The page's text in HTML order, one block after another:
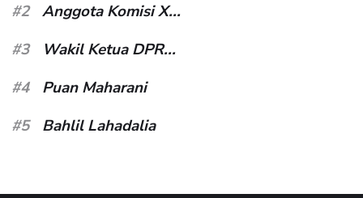
#2
Anggota Komisi X...
#3
Wakil Ketua DPR...
#4
Puan Maharani
#5
Bahlil Lahadalia